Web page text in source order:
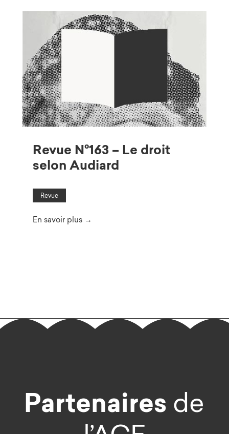
Revue N°163 – Le droit
selon Audiard
Revue
En savoir plus →
Partenaires de